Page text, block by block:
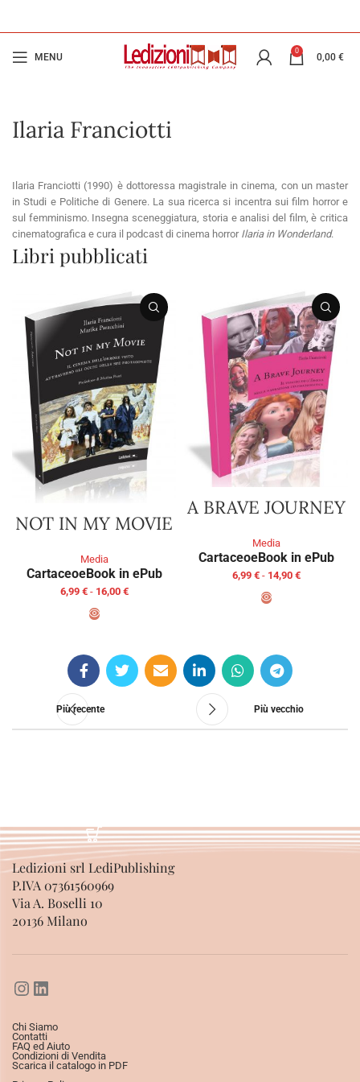
MENU
0
0,00 €
Ilaria Franciotti
Ilaria Franciotti (1990) è dottoressa magistrale in cinema, con un master
in Studi e Politiche di Genere. La sua ricerca si incentra sui film horror e
sul femminismo. Insegna sceneggiatura, storia e analisi del film, è critica
cinematografica e cura il podcast di cinema horror Ilaria in Wonderland.
Libri pubblicati
NOT IN MY MOVIE
Media
CartaceoeBook in ePub
6,99 € - 16,00 €
A BRAVE JOURNEY
Media
CartaceoeBook in ePub
6,99 € - 14,90 €
Più recente Più vecchio
Ledizioni srl LediPublishing
P.IVA 07361560969
Via A. Boselli 10
20136 Milano
Chi Siamo
Contatti
FAQ ed Aiuto
Condizioni di Vendita
Scarica il catalogo in PDF